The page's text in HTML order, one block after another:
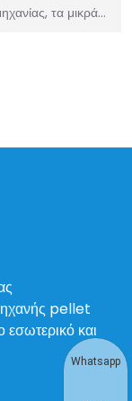
τα μικρά…
pellet
και
Whatsapp